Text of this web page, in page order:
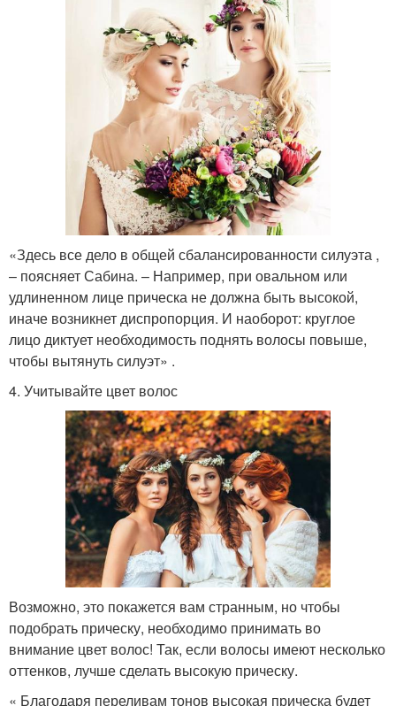
«Здесь все дело в общей сбалансированности силуэта ,
– поясняет Сабина. – Например, при овальном или
удлиненном лице прическа не должна быть высокой,
иначе возникнет диспропорция. И наоборот: круглое
лицо диктует необходимость поднять волосы повыше,
чтобы вытянуть силуэт» .
4. Учитывайте цвет волос
Возможно, это покажется вам странным, но чтобы
подобрать прическу, необходимо принимать во
внимание цвет волос! Так, если волосы имеют несколько
оттенков, лучше сделать высокую прическу.
« Благодаря переливам тонов высокая прическа будет